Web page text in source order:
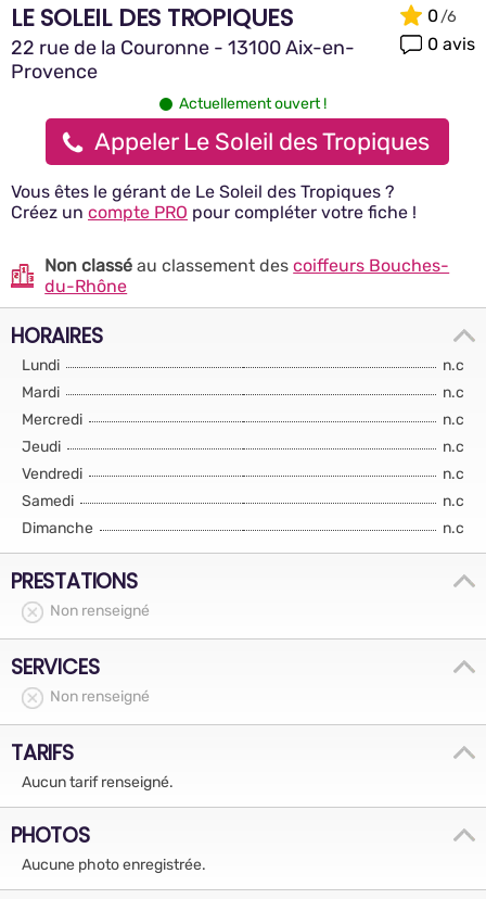
LE SOLEIL DES TROPIQUES
22 rue de la Couronne - 13100 Aix-en-
Provence
0
0 avis
Actuellement ouvert !
Appeler Le Soleil des Tropiques
Vous êtes le gérant de Le Soleil des Tropiques ?
Créez un compte PRO pour compléter votre fiche !
Non classé au classement descoiffeurs Bouches-
du-Rhône
HORAIRES
Lundi
n.c
Mardi
n.c
Mercredi
n.c
Jeudi
n.c
Vendredi
n.c
Samedi
n.c
Dimanche
n.c
PRESTATIONS
Non renseigné
SERVICES
Non renseigné
TARIFS
Aucun tarif renseigné.
PHOTOS
Aucune photo enregistrée.